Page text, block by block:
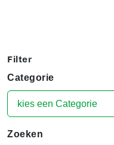
Filter
Categorie
Zoeken